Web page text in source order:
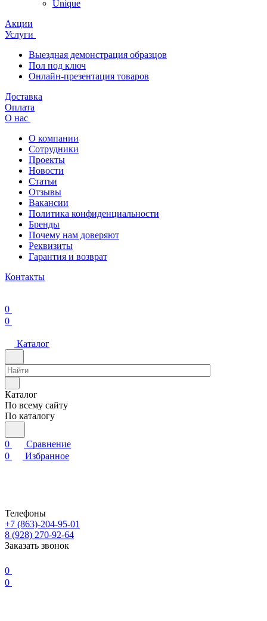
Unique
Акции
Услуги
Выездная демонстрация образцов
Пол под ключ
Онлайн-презентация товаров
Доставка
Оплата
О нас
О компании
Сотрудники
Проекты
Новости
Статьи
Отзывы
Вакансии
Политика конфиденциальности
Бренды
Почему нам доверяют
Реквизиты
Гарантия и возврат
Контакты
0
0
Каталог
Каталог
По всему сайту
По каталогу
0
Сравнение
0
Избранное
Телефоны
+7 (863)-204-95-01
8 (928) 270-92-64
Заказать звонок
0
0